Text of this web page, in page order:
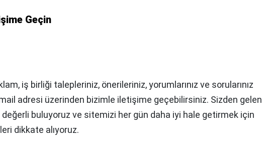
Geçin
iş birliği talepleriniz, önerileriniz, yorumlarınız ve sorularınız
adresi üzerinden bizimle iletişime geçebilirsiniz. Sizden gelen
buluyoruz ve sitemizi her gün daha iyi hale getirmek için
dikkate alıyoruz.